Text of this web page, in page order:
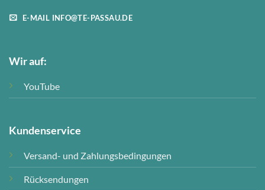
E-MAIL INFO@TE-PASSAU.DE
Wir auf:
YouTube
Kundenservice
Versand- und Zahlungsbedingungen
Rücksendungen